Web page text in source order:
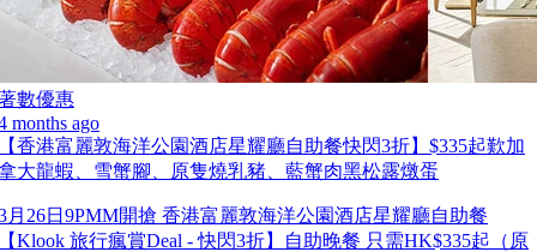
數優惠
months ago
香港富麗敦海洋公園酒店星耀廳自助餐快閃3折】$335起歎加
大龍蝦、雪蟹腳、原隻燒乳豬、藍蟹肉黑松露燉蛋
月26日9PMM開搶 香港富麗敦海洋公園酒店星耀廳自助餐
Klook 旅行瘋賞Deal - 快閃3折】自助晚餐 只需HK$335起（原